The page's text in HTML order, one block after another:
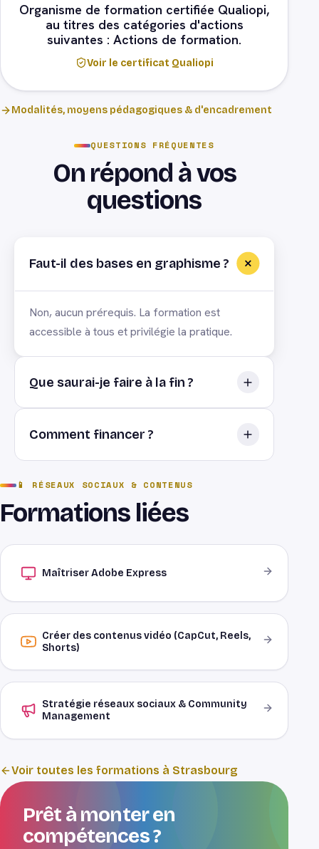
Organisme de formation certifiée Qualiopi,
au titres des catégories d'actions
suivantes : Actions de formation.
Voir le certificat Qualiopi
Modalités, moyens pédagogiques & d'encadrement
QUESTIONS FRÉQUENTES
On répond à vos
questions
Faut-il des bases en graphisme ?
Non, aucun prérequis. La formation est
accessible à tous et privilégie la pratique.
Que saurai-je faire à la fin ?
Créer en autonomie des supports de
Comment financer ?
OPCO ou plan de développement des
compétences. Organisme certifié Qualiopi.
📱 RÉSEAUX SOCIAUX & CONTENUS
Formations liées
Maîtriser Adobe Express
Créer des contenus vidéo (CapCut, Reels,
Shorts)
Stratégie réseaux sociaux & Community
Management
Voir toutes les formations à Strasbourg
Prêt à monter en
compétences ?